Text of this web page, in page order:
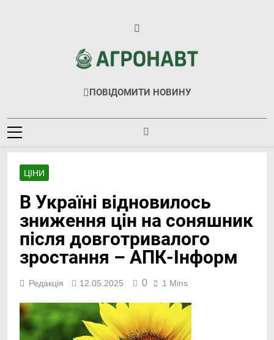
Агронавт
Новини Українського Агробізнесу
ПОВІДОМИТИ НОВИНУ
ЦІНИ
В Україні відновилось
зниження цін на соняшник
після довготривалого
зростання – АПК-Інформ
Редакція 12.05.2025 0 1 Mins